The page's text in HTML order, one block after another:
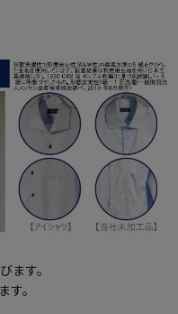
ます。
。